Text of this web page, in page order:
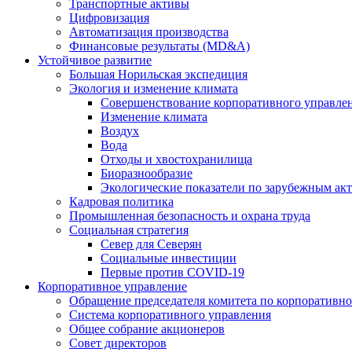
Транспортные активы
Цифровизация
Автоматизация производства
Финансовые результаты (MD&A)
Устойчивое развитие
Большая Норильская экспедиция
Экология и изменение климата
Совершенствование корпоративного
Изменение климата
Воздух
Вода
Отходы и хвостохранилища
Биоразнообразие
Экологические показатели по зарубежным
Кадровая политика
Промышленная безопасность и охрана труда
Социальная стратегия
Север для Северян
Социальные инвестиции
Первые против COVID‑19
Корпоративное управление
Обращение председателя комитета по
Система корпоративного управления
Общее собрание акционеров
Совет директоров